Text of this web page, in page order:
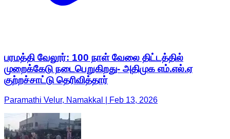
பரமத்தி வேலூர்: 100 நாள் வேலை திட்டத்தில்
முறைக்கேடு நடைபெறுகிறது- அதிமுக எம்.எல்.ஏ
குற்றச்சாட்டு தெரிவித்தார்
Paramathi Velur, Namakkal | Feb 13, 2026